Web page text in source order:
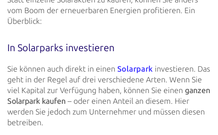
vom Boom der erneuerbaren Energien profitieren. Ein
Überblick:
In Solarparks investieren
Sie können auch direkt in einen Solarpark investieren. Das
geht in der Regel auf drei verschiedene Arten. Wenn Sie
viel Kapital zur Verfügung haben, können Sie einen ganzen
Solarpark kaufen – oder einen Anteil an diesem. Hier
werden Sie jedoch zum Unternehmer und müssen diesen
betreiben.